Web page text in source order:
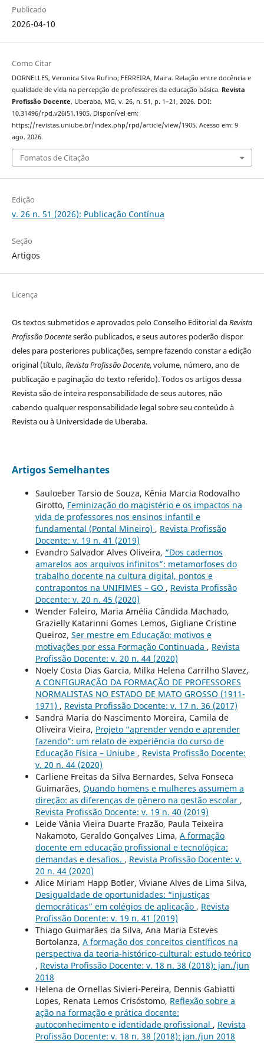
Publicado
2026-04-10
Como Citar
DORNELLES, Veronica Silva Rufino; FERREIRA, Maira. Relação entre docência e
qualidade de vida na percepção de professores da educação básica. Revista
Profissão Docente, Uberaba, MG, v. 26, n. 51, p. 1–21, 2026. DOI:
10.31496/rpd.v26i51.1905. Disponível em:
https://revistas.uniube.br/index.php/rpd/article/view/1905. Acesso em: 9
ago. 2026.
Fomatos de Citação
Edição
v. 26 n. 51 (2026): Publicação Contínua
Seção
Artigos
Licença
Os textos submetidos e aprovados pelo Conselho Editorial daRevista
Profissão Docenteserão publicados, e seus autores poderão dispor
deles para posteriores publicações, sempre fazendo constar a edição
original (título,Revista Profissão Docente, volume, número, ano de
publicação e paginação do texto referido). Todos os artigos dessa
Revista são de inteira responsabilidade de seus autores, não
cabendo qualquer responsabilidade legal sobre seu conteúdo à
Revista ou à Universidade de Uberaba.
Artigos Semelhantes
Sauloeber Tarsio de Souza, Kênia Marcia Rodovalho
Girotto, Feminização do magistério e os impactos na
vida de professores nos ensinos infantil e
fundamental (Pontal Mineiro) , Revista Profissão
Docente: v. 19 n. 41 (2019)
Evandro Salvador Alves Oliveira, “Dos cadernos
amarelos aos arquivos infinitos”: metamorfoses do
trabalho docente na cultura digital, pontos e
contrapontos na UNIFIMES – GO , Revista Profissão
Docente: v. 20 n. 45 (2020)
Wender Faleiro, Maria Amélia Cândida Machado,
Grazielly Katarinni Gomes Lemos, Gigliane Cristine
Queiroz, Ser mestre em Educação: motivos e
motivações por essa Formação Continuada , Revista
Profissão Docente: v. 20 n. 44 (2020)
Noely Costa Dias Garcia, Milka Helena Carrilho Slavez,
A CONFIGURAÇÃO DA FORMAÇÃO DE PROFESSORES
NORMALISTAS NO ESTADO DE MATO GROSSO (1911-
1971) , Revista Profissão Docente: v. 17 n. 36 (2017)
Sandra Maria do Nascimento Moreira, Camila de
Oliveira Vieira, Projeto “aprender vendo e aprender
fazendo”: um relato de experiência do curso de
Educação Física – Uniube , Revista Profissão Docente:
v. 20 n. 44 (2020)
Carliene Freitas da Silva Bernardes, Selva Fonseca
Guimarães, Quando homens e mulheres assumem a
direção: as diferenças de gênero na gestão escolar ,
Revista Profissão Docente: v. 19 n. 40 (2019)
Leide Vânia Vieira Duarte Frazão, Paula Teixeira
Nakamoto, Geraldo Gonçalves Lima, A formação
docente em educação profissional e tecnológica:
demandas e desafios. , Revista Profissão Docente: v.
20 n. 44 (2020)
Alice Miriam Happ Botler, Viviane Alves de Lima Silva,
Desigualdade de oportunidades: “injustiças
democráticas” em colégios de aplicação , Revista
Profissão Docente: v. 19 n. 41 (2019)
Thiago Guimarães da Silva, Ana Maria Esteves
Bortolanza, A formação dos conceitos científicos na
perspectiva da teoria-histórico-cultural: estudo teórico
, Revista Profissão Docente: v. 18 n. 38 (2018): jan./jun
2018
Helena de Ornellas Sivieri-Pereira, Dennis Gabiatti
Lopes, Renata Lemos Crisóstomo, Reflexão sobre a
ação na formação e prática docente:
autoconhecimento e identidade profissional , Revista
Profissão Docente: v. 18 n. 38 (2018): jan./jun 2018